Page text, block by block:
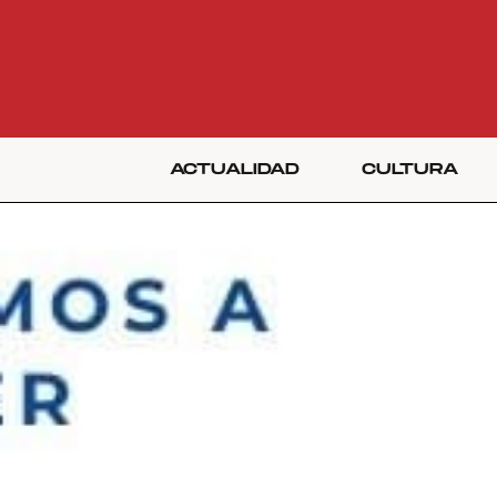
ACTUALIDAD CULTURA